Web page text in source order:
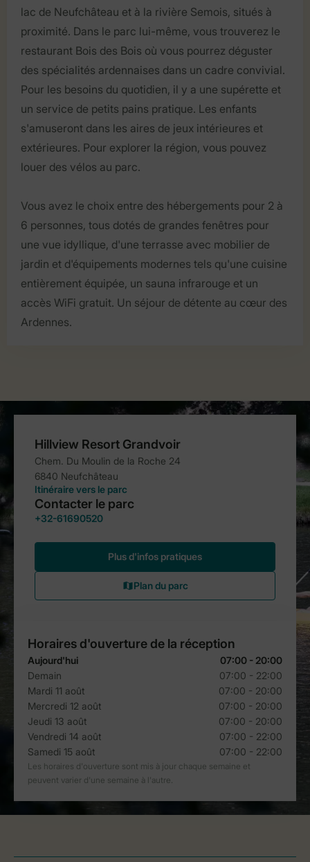
lac de Neufchâteau et à la rivière Semois, situés à
proximité. Dans le parc lui-même, vous trouverez le
restaurant Bois des Bois où vous pourrez déguster
des spécialités ardennaises dans un cadre convivial.
Pour les besoins du quotidien, il y a une supérette et
un service de petits pains pratique. Les enfants
s'amuseront dans les aires de jeux intérieures et
extérieures. Pour explorer la région, vous pouvez
louer des vélos au parc.
Vous avez le choix entre des hébergements pour 2 à
6 personnes, tous dotés de grandes fenêtres pour
une vue idyllique, d'une terrasse avec mobilier de
jardin et d'équipements modernes tels qu'une cuisine
entièrement équipée, un sauna infrarouge et un
accès WiFi gratuit. Un séjour de détente au cœur des
Ardennes.